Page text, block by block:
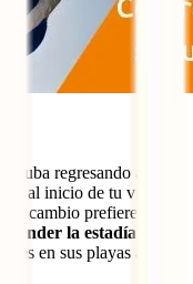
Cuba regresando a La
al inicio de tu viaje,
en cambio prefieres
extender la estadía en
en sus playas antes